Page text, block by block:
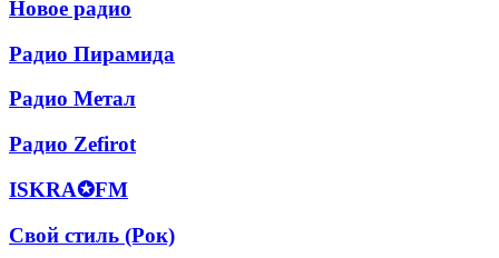
Новое
Новое радио
Радио
Пирамида
Радио Пирамида
Радио
Метал
Радио Метал
Радио
Zefirot
Радио Zefirot
ISKRA✪FM
ISKRA✪FM
Свой
Свой стиль (Рок)